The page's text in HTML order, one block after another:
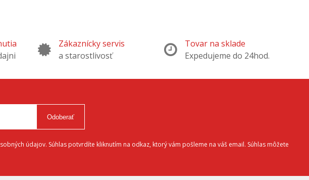
Zákaznícky servis
a starostlivosť
Tovar na sklade
Expedujeme do 24hod.
Odoberať
údajov. Súhlas potvrdíte kliknutím na odkaz, ktorý vám pošleme na váš email. Súhlas môžete